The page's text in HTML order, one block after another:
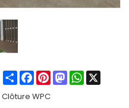
ShareFacebook
PinterestMastodonWhatsApp
X
Clôture WPC